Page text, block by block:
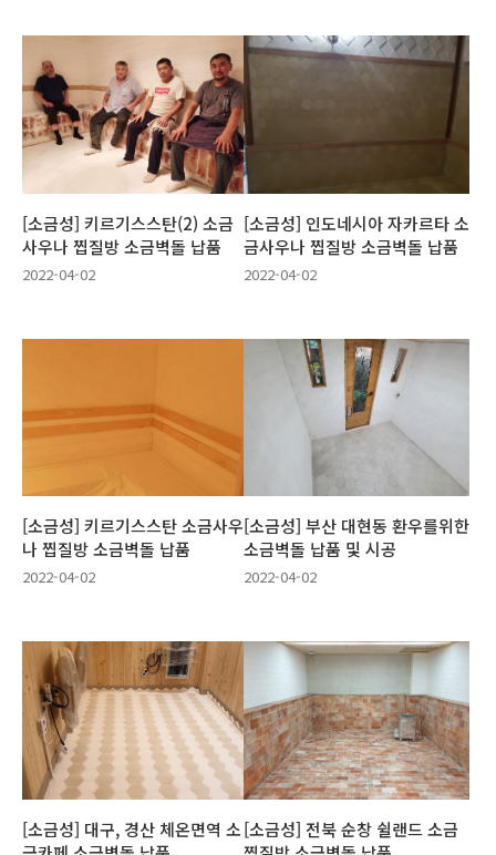
[소금성] 키르기스스탄(2) 소금
사우나 찝질방 소금벽돌 납품
2022-04-02
[소금성] 인도네시아 자카르타 소
금사우나 찝질방 소금벽돌 납품
2022-04-02
[소금성] 키르기스스탄 소금사우
나 찝질방 소금벽돌 납품
2022-04-02
[소금성] 부산 대현동 환우를위한
소금벽돌 납품 및 시공
2022-04-02
[소금성] 대구, 경산 체온면역 소[소금성] 전북 순창 쉴랜드 소금